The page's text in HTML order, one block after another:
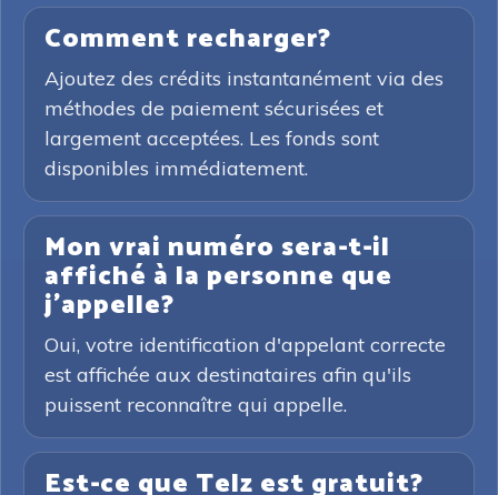
Comment recharger?
Ajoutez des crédits instantanément via des
méthodes de paiement sécurisées et
largement acceptées. Les fonds sont
disponibles immédiatement.
Mon vrai numéro sera-t-il
affiché à la personne que
j'appelle?
Oui, votre identification d'appelant correcte
est affichée aux destinataires afin qu'ils
puissent reconnaître qui appelle.
Est-ce que Telz est gratuit?